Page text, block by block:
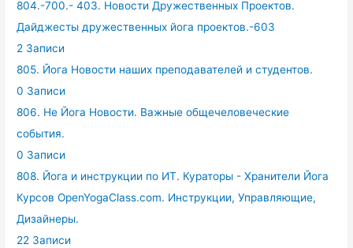
804.-700.- 403. Новости Дружественных Проектов.
Дайджесты дружественных йога проектов.-603
2 Записи
805. Йога Новости наших преподавателей и студентов.
0 Записи
806. Не Йога Новости. Важные общечеловеческие
события.
0 Записи
808. Йога и инструкции по ИТ. Кураторы - Хранители Йога
Курсов OpenYogaClass.com. Инструкции, Управляющие,
Дизайнеры.
22 Записи